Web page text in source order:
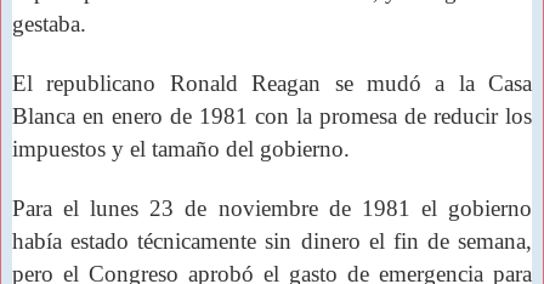
gestaba.
El republicano Ronald Reagan se mudó a la Casa
Blanca en enero de 1981 con la promesa de reducir los
impuestos y el tamaño del gobierno.
Para el lunes 23 de noviembre de 1981 el gobierno
había estado técnicamente sin dinero el fin de semana,
pero el Congreso aprobó el gasto de emergencia para